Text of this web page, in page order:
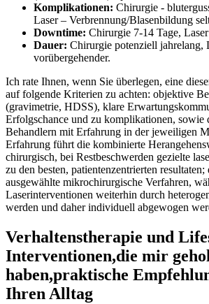
Komplikationen: Chirurgie‌ -‌
Laser – Verbrennung/Blasenbildung
Downtime: Chirurgie 7-14 Tage,
Dauer: Chirurgie ​potenziell jahrelang,
vorübergehender.
Ich rate Ihnen, wenn Sie überlegen, ⁤eine⁢
auf ​folgende Kriterien zu achten: objektive
⁢(gravimetrie, HDSS), ‍klare⁤
Erfolgschance und​ zu komplikationen, sowie
Behandlern mit Erfahrung in der jeweiligen
Erfahrung führt die kombinierte
chirurgisch, bei⁣ Restbeschwerden gezielte
zu‌ den besten, patientenzentrierten
ausgewählte mikrochirurgische Verfahren,
Laserinterventionen weiterhin durch
werden​ und daher individuell ⁣abgewogen
Verhaltenstherapie und
Interventionen,die mir
haben,praktische
Ihren Alltag